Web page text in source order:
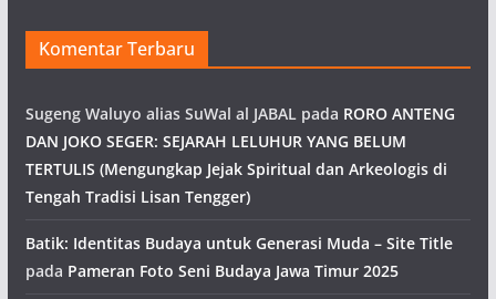
Komentar Terbaru
Sugeng Waluyo alias SuWal al JABAL pada RORO ANTENG
DAN JOKO SEGER: SEJARAH LELUHUR YANG BELUM
TERTULIS (Mengungkap Jejak Spiritual dan Arkeologis di
Tengah Tradisi Lisan Tengger)
Batik: Identitas Budaya untuk Generasi Muda – Site Title
pada Pameran Foto Seni Budaya Jawa Timur 2025